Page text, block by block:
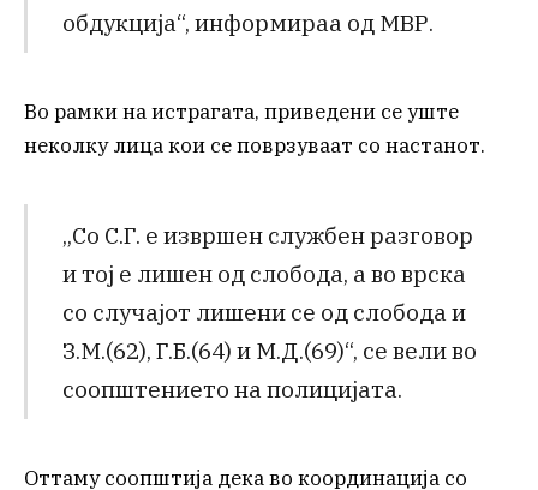
обдукција“, информираа од МВР.
Во рамки на истрагата, приведени се уште
неколку лица кои се поврзуваат со настанот.
„Со С.Г. е извршен службен разговор
и тој е лишен од слобода, а во врска
со случајот лишени се од слобода и
З.М.(62), Г.Б.(64) и М.Д.(69)“, се вели во
соопштението на полицијата.
Оттаму соопштија дека во координација со